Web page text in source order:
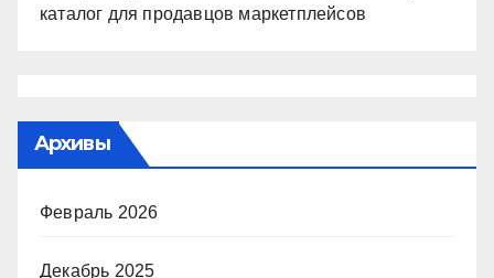
каталог для продавцов маркетплейсов
Архивы
Февраль 2026
Декабрь 2025